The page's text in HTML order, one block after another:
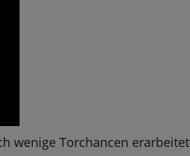
wenige Torchancen erarbeitet